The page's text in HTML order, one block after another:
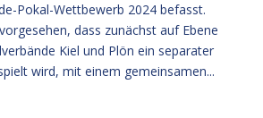
Pokal-Wettbewerb 2024 befasst.
dass zunächst auf Ebene
Kiel und Plön ein separater
wird, mit einem gemeinsamen...